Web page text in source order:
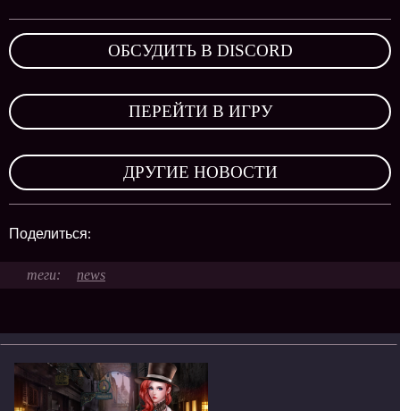
ОБСУДИТЬ В DISCORD
ПЕРЕЙТИ В ИГРУ
ДРУГИЕ НОВОСТИ
Поделиться:
news